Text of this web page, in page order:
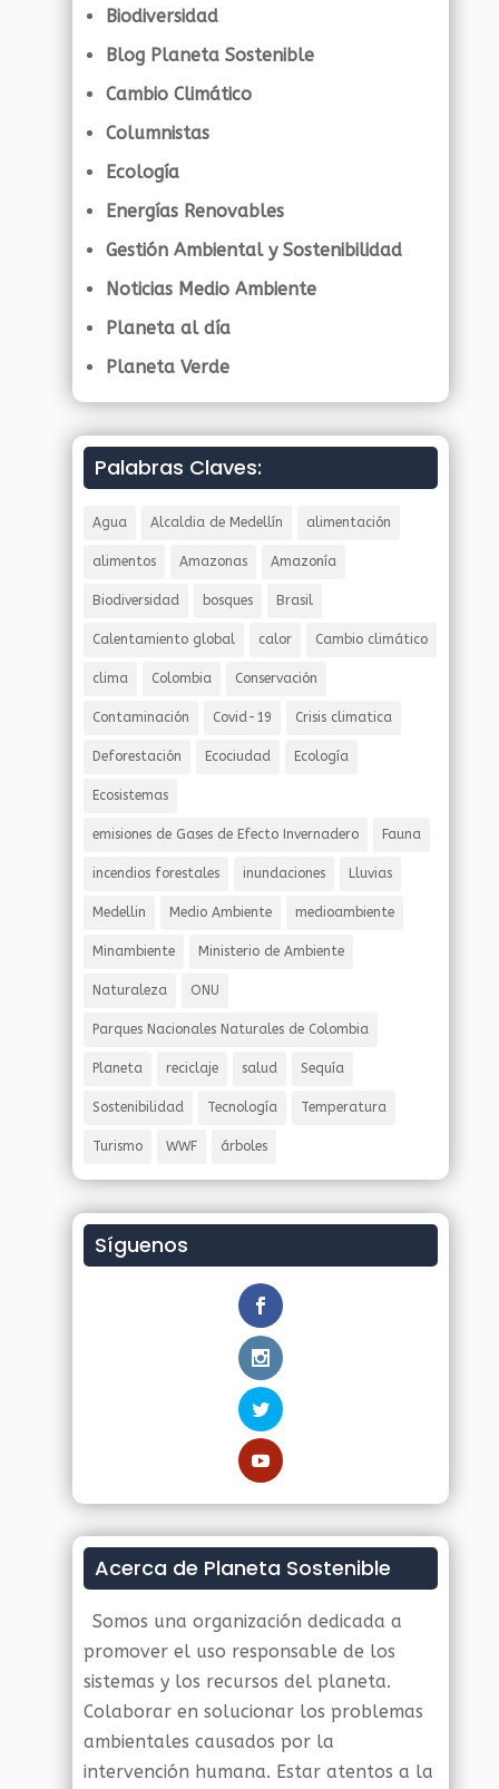
Biodiversidad
Blog Planeta Sostenible
Cambio Climático
Columnistas
Ecología
Energías Renovables
Gestión Ambiental y Sostenibilidad
Noticias Medio Ambiente
Planeta al día
Planeta Verde
Palabras Claves:
Agua Alcaldia de Medellín alimentación
alimentos Amazonas Amazonía
Biodiversidad bosques Brasil
Calentamiento global calor Cambio climático
clima Colombia Conservación
Contaminación Covid-19 Crisis climatica
Deforestación Ecociudad Ecología
Ecosistemas
emisiones de Gases de Efecto Invernadero Fauna
incendios forestales inundaciones Lluvias
Medellin Medio Ambiente medioambiente
Minambiente Ministerio de Ambiente
Naturaleza ONU
Parques Nacionales Naturales de Colombia
Planeta reciclaje salud Sequía
Sostenibilidad Tecnología Temperatura
Turismo WWF árboles
Síguenos
Acerca de Planeta Sostenible
Somos una organización dedicada a
promover el uso responsable de los
sistemas y los recursos del planeta.
Colaborar en solucionar los problemas
ambientales causados por la
intervención humana. Estar atentos a la